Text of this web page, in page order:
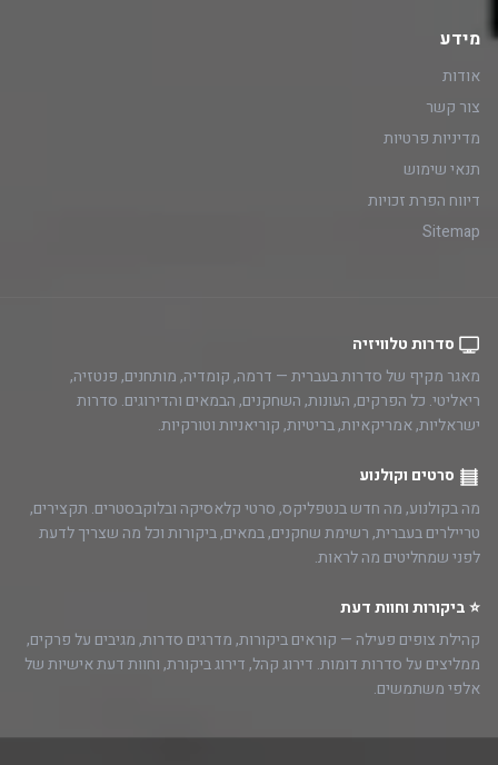
מידע
אודות
צור קשר
מדיניות פרטיות
תנאי שימוש
דיווח הפרת זכויות
Sitemap
סדרות טלוויזיה
מאגר מקיף של סדרות בעברית — דרמה, קומדיה, מותחנים, פנטזיה,
ריאליטי. כל הפרקים, העונות, השחקנים, הבמאים והדירוגים. סדרות
ישראליות, אמריקאיות, בריטיות, קוריאניות וטורקיות.
סרטים וקולנוע
מה בקולנוע, מה חדש בנטפליקס, סרטי קלאסיקה ובלוקבסטרים. תקצירים,
טריילרים בעברית, רשימת שחקנים, במאים, ביקורות וכל מה שצריך לדעת
לפני שמחליטים מה לראות.
⭐ ביקורות וחוות דעת
קהילת צופים פעילה — קוראים ביקורות, מדרגים סדרות, מגיבים על פרקים,
ממליצים על סדרות דומות. דירוג קהל, דירוג ביקורת, וחוות דעת אישיות של
אלפי משתמשים.